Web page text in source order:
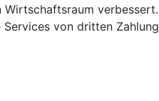
von dritten